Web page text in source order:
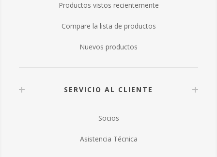
Productos vistos recientemente
Compare la lista de productos
Nuevos productos
SERVICIO AL CLIENTE
Socios
Asistencia Técnica